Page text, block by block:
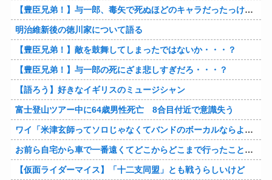
【豊臣兄弟！】与一郎、毒矢で死ぬほどのキャラだったっけ・・・・
明治維新後の徳川家について語る
【豊臣兄弟！】敵を鼓舞してしまったではないか・・・？
【豊臣兄弟！】与一郎の死にざま悲しすぎだろ・・・？
【語ろう】好きなイギリスのミュージシャン
富士登山ツアー中に64歳男性死亡 8合目付近で意識失う
ワイ「米津玄師ってソロじゃなくてバンドのボーカルならよかったよね」
お前ら自宅から車で一番遠くてどこからどこまで行ったことある？
【仮面ライダーマイス】「十二支同盟」とも戦うらしいけど